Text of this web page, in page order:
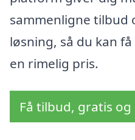
sammenligne tilbud
løsning, så du kan
en rimelig pris.
Få tilbud, gratis